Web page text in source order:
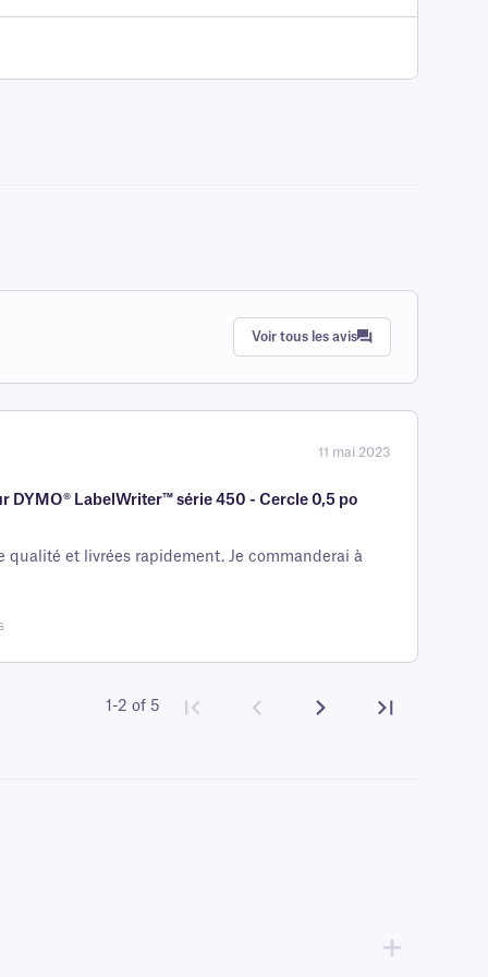
Voir tous les avis
11 mai 2023
DYMO® LabelWriter™ série 450 - Cercle 0,5 po
qualité et livrées rapidement. Je commanderai à
1-2 of 5